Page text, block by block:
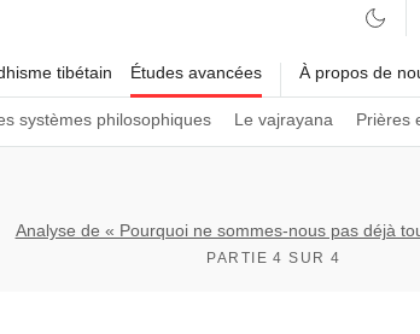
tibétain Études avancées
systèmes philosophiques Le vajrayana Prières
À propos de
Analyse de « Pourquoi ne sommes-nous pas déjà
PARTIE 4 SUR 4